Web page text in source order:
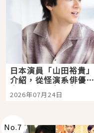
日本演員「山田裕貴」
介紹，從怪演系俳優走
向國民級日劇主角
2026年07月24日
No.7